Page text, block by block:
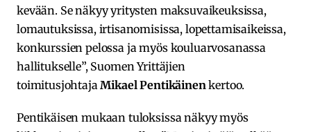
kevään. Se näkyy yritysten maksuvaikeuksissa,
lomautuksissa, irtisanomisissa, lopettamisaikeissa,
konkurssien pelossa ja myös kouluarvosanassa
hallitukselle”, Suomen Yrittäjien
toimitusjohtajaMikael Pentikäinenkertoo.
Pentikäisen mukaan tuloksissa näkyy myös